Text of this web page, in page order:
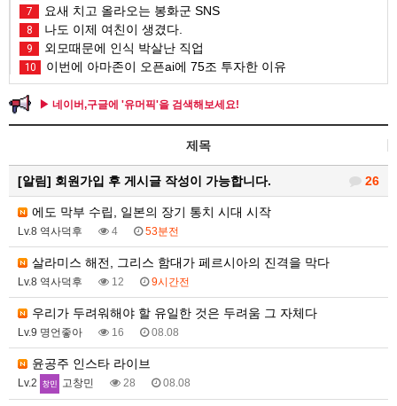
7 요새 치고 올라오는 봉화군 SNS
8 나도 이제 여친이 생겼다.
9 외모때문에 인식 박살난 직업
10 이번에 아마존이 오픈ai에 75조 투자한 이유
▶ 네이버,구글에 '유머픽'을 검색해보세요!
제목
26
[알림] 회원가입 후 게시글 작성이 가능합니다.
에도 막부 수립, 일본의 장기 통치 시대 시작
Lv.8 역사덕후 4 53분전
살라미스 해전, 그리스 함대가 페르시아의 진격을 막다
Lv.8 역사덕후 12 9시간전
우리가 두려워해야 할 유일한 것은 두려움 그 자체다
Lv.9 명언좋아 16 08.08
윤공주 인스타 라이브
Lv.2 고창민 28 08.08